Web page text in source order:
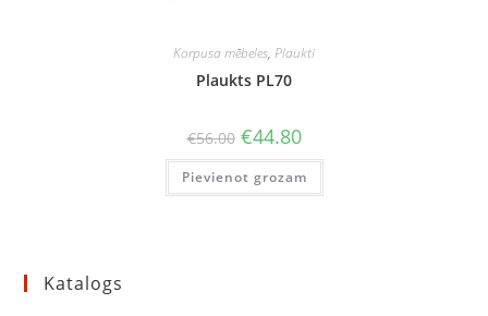
Korpusa mēbeles, Plaukti
Plaukts PL70
€56.00 Original
price
was:
€56.00.
€44.80Current
price
is:
€44.80.
Pievienot grozam
Katalogs